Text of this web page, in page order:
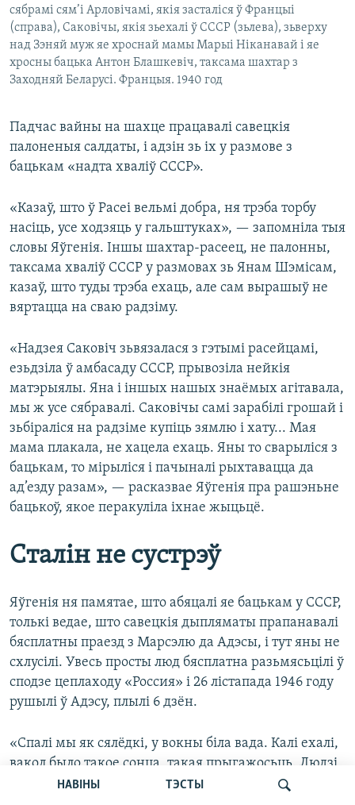
НАВІНЫ ТЭСТЫ
сябрамі сям’і Арловічамі, якія засталіся ў Францыі
(справа), Саковічы, якія зьехалі ў СССР (зьлева), зьверху
над Зэняй муж яе хроснай мамы Марыі Ніканавай і яе
хросны бацька Антон Блашкевіч, таксама шахтар з
Заходняй Беларусі. Францыя. 1940 год
Падчас вайны на шахце працавалі савецкія
палоненыя салдаты, і адзін зь іх у размове з
бацькам «надта хваліў СССР».
«Казаў, што ў Расеі вельмі добра, ня трэба торбу
насіць, усе ходзяць у гальштуках», — запомніла тыя
словы Яўгенія. Іншы шахтар-расеец, не палонны,
таксама хваліў СССР у размовах зь Янам Шэмісам,
казаў, што туды трэба ехаць, але сам вырашыў не
вяртацца на сваю радзіму.
«Надзея Саковіч зьвязалася з гэтымі расейцамі,
езьдзіла ў амбасаду СССР, прывозіла нейкія
матэрыялы. Яна і іншых нашых знаёмых агітавала,
мы ж усе сябравалі. Саковічы самі зарабілі грошай і
зьбіраліся на радзіме купіць зямлю і хату... Мая
мама плакала, не хацела ехаць. Яны то сварыліся з
бацькам, то мірыліся і пачыналі рыхтавацца да
ад’езду разам», — расказвае Яўгенія пра рашэньне
бацькоў, якое перакуліла іхнае жыцьцё.
Сталін не сустрэў
Яўгенія ня памятае, што абяцалі яе бацькам у СССР,
толькі ведае, што савецкія дыпляматы прапанавалі
бясплатны праезд з Марсэлю да Адэсы, і тут яны не
схлусілі. Увесь просты люд бясплатна разьмясьцілі ў
сподзе цеплаходу «Россия» і 26 лістапада 1946 году
рушылі ў Адэсу, плылі 6 дзён.
«Спалі мы як сялёдкі, у вокны біла вада. Калі ехалі,
вакол было такое сонца, такая прыгажосьць. Людзі
танцавалі на палубе і ня думалі, што будзе гора